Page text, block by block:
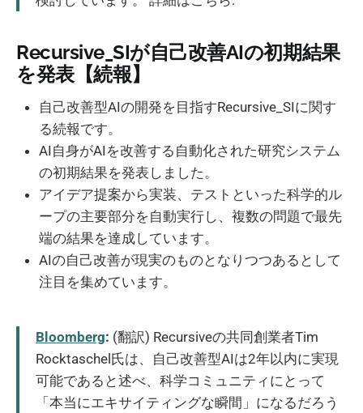
Recursive_SIが自己改善AIの初期結果
を発表【続報】
自己改善型AIの開発を目指すRecursive_SIに関す
る続報です。
AI自身がAIを改善する自動化された研究システム
の初期結果を発表しました。
アイデア提案から実装、テストといった科学的ル
ープの主要部分を自動実行し、複数の問題で最先
端の結果を達成しています。
AIの自己改善が現実のものとなりつつあるとして
注目を集めています。
Bloomberg: (翻訳) Recursiveの共同創業者Tim
Rocktaschel氏は、自己改善型AIは2年以内に実現
可能であると述べ、科学コミュニティにとって
「本当にエキサイティングな瞬間」になるだろう